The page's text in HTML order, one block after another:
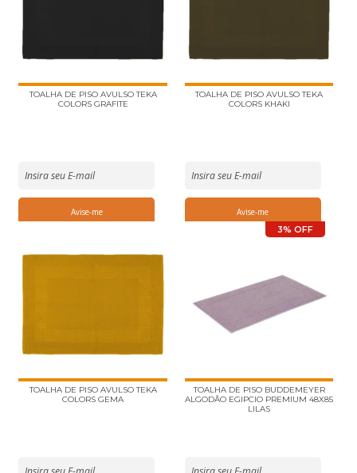
TOALHA DE PISO AVULSO TEKA
COLORS GRAFITE
TOALHA DE PISO AVULSO TEKA
COLORS KHAKI
TOALHA DE PISO AVULSO TEKA
COLORS GEMA
3% OFF
TOALHA DE PISO BUDDEMEYER
ALGODÃO EGIPCIO PREMIUM 48X85
LILAS